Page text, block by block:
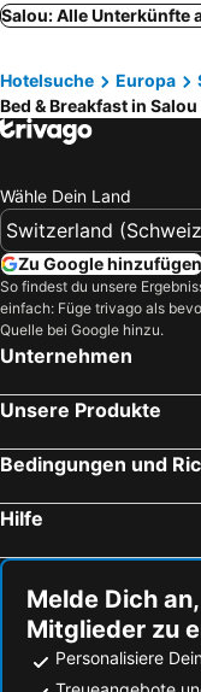
Castellví de la Marca, bed and
Pontons, bed and
Salou: Alle Unterkünfte
Hotelsuche Europa
Bed & Breakfast in Salou
Wähle Dein Land
Zu Google hinzufügen
So findest du unsere
einfach: Füge trivago als
Quelle bei Google hinzu.
Unternehmen
Unsere Produkte
Bedingungen und
Hilfe
Melde Dich
Mitglieder zu
Personalisiere